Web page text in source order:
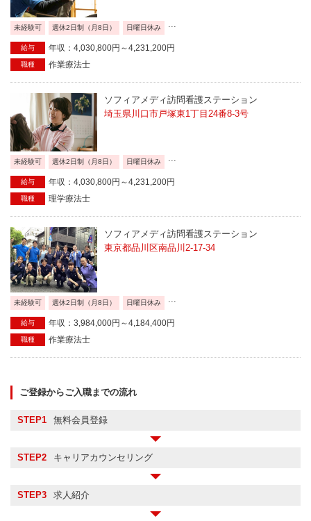
未経験可 週休2日制（月8日） 日曜日休み ...
給与 年収：4,030,800円～4,231,200円
職種 作業療法士
ソフィアメディ訪問看護ステーション
埼玉県川口市戸塚東1丁目24番8-3号
未経験可 週休2日制（月8日） 日曜日休み ...
給与 年収：4,030,800円～4,231,200円
職種 理学療法士
ソフィアメディ訪問看護ステーション
東京都品川区南品川2-17-34
未経験可 週休2日制（月8日） 日曜日休み ...
給与 年収：3,984,000円～4,184,400円
職種 作業療法士
ご登録からご入職までの流れ
STEP1 無料会員登録
STEP2 キャリアカウンセリング
STEP3 求人紹介